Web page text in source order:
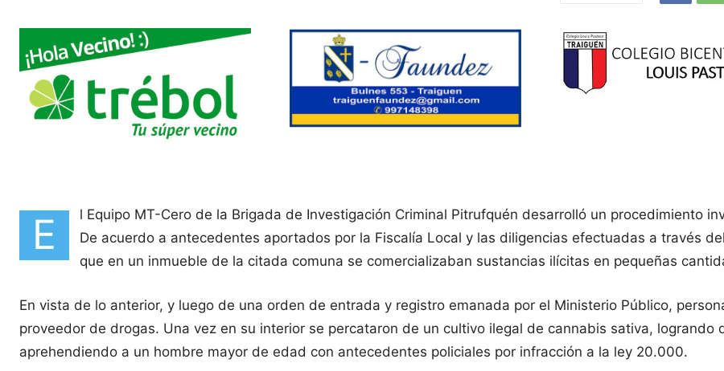
E
l Equipo MT-Cero de la Brigada de Investigación Criminal Pitrufquén desarrolló un procedimiento
De acuerdo a antecedentes aportados por la Fiscalía Local y las diligencias efectuadas a través
que en un inmueble de la citada comuna se comercializaban sustancias ilícitas en pequeñas
En vista de lo anterior, y luego de una orden de entrada y registro emanada por el Ministerio Público,
proveedor de drogas. Una vez en su interior se percataron de un cultivo ilegal de cannabis sativa, logrando
aprehendiendo a un hombre mayor de edad con antecedentes policiales por infracción a la ley 20.000.